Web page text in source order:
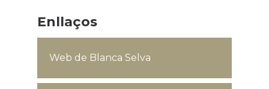
Enllaços
Web de Blanca Selva